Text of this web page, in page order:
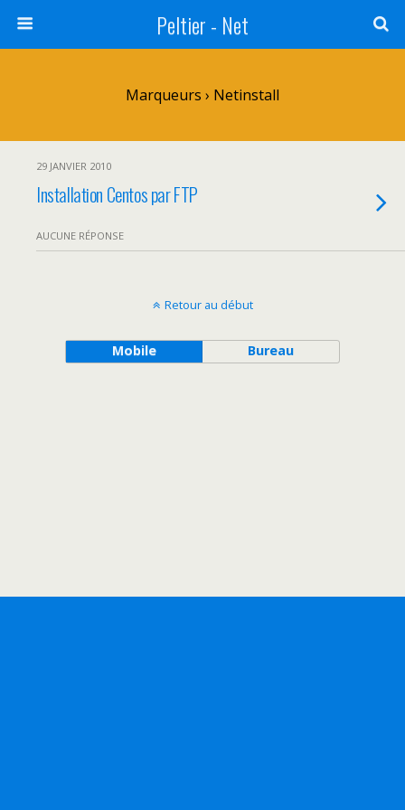
Peltier - Net
Marqueurs › Netinstall
29 JANVIER 2010
Installation Centos par FTP
AUCUNE RÉPONSE
Retour au début
Mobile Bureau